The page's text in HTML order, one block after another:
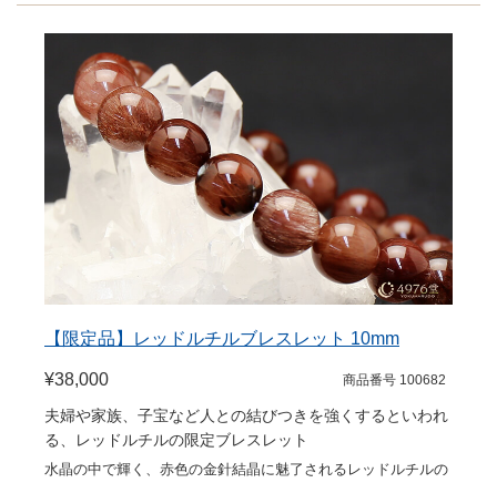
【限定品】レッドルチルブレスレット 10mm
¥38,000 商品番号 100682
夫婦や家族、子宝など人との結びつきを強くするといわれ
る、レッドルチルの限定ブレスレット
水晶の中で輝く、赤色の金針結晶に魅了されるレッドルチルの